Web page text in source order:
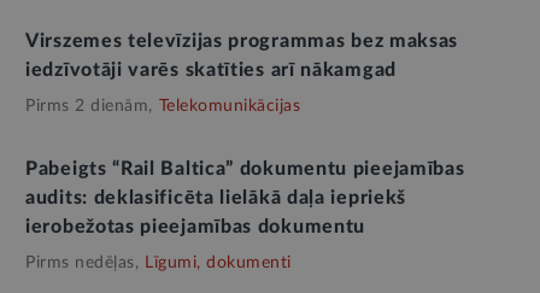
Virszemes televīzijas programmas bez maksas
iedzīvotāji varēs skatīties arī nākamgad
Pirms 2 dienām, Telekomunikācijas
Pabeigts “Rail Baltica” dokumentu pieejamības
audits: deklasificēta lielākā daļa iepriekš
ierobežotas pieejamības dokumentu
Pirms nedēļas, Līgumi, dokumenti